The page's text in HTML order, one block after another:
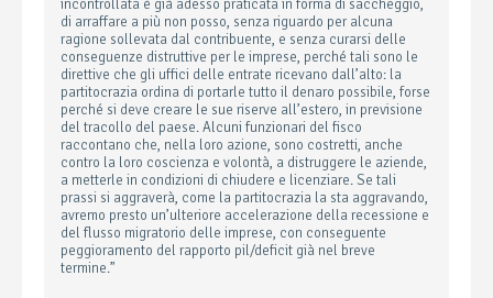
incontrollata è già adesso praticata in forma di saccheggio,
di arraffare a più non posso, senza riguardo per alcuna
ragione sollevata dal contribuente, e senza curarsi delle
conseguenze distruttive per le imprese, perché tali sono le
direttive che gli uffici delle entrate ricevano dall’alto: la
partitocrazia ordina di portarle tutto il denaro possibile, forse
perché si deve creare le sue riserve all’estero, in previsione
del tracollo del paese. Alcuni funzionari del fisco
raccontano che, nella loro azione, sono costretti, anche
contro la loro coscienza e volontà, a distruggere le aziende,
a metterle in condizioni di chiudere e licenziare. Se tali
prassi si aggraverà, come la partitocrazia la sta aggravando,
avremo presto un’ulteriore accelerazione della recessione e
del flusso migratorio delle imprese, con conseguente
peggioramento del rapporto pil/deficit già nel breve
termine.”